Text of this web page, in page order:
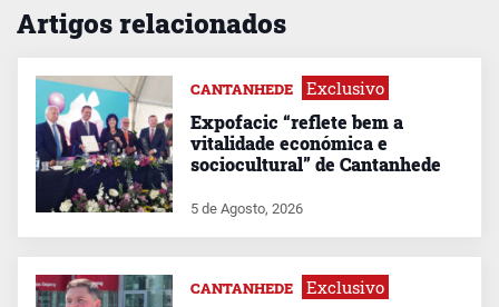
Artigos relacionados
CANTANHEDE Exclusivo
Expofacic “reflete bem a
vitalidade económica e
sociocultural” de Cantanhede
5 de Agosto, 2026
CANTANHEDE Exclusivo